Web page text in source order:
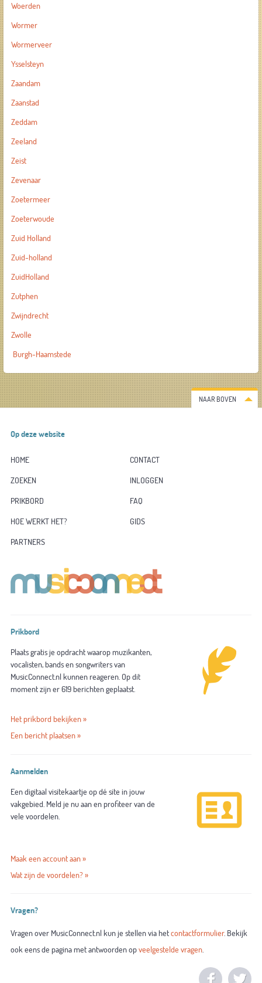
Woerden
Wormer
Wormerveer
Ysselsteyn
Zaandam
Zaanstad
Zeddam
Zeeland
Zeist
Zevenaar
Zoetermeer
Zoeterwoude
Zuid Holland
Zuid-holland
ZuidHolland
Zutphen
Zwijndrecht
Zwolle
Burgh-Haamstede
NAAR BOVEN
Op deze website
HOME
CONTACT
ZOEKEN
INLOGGEN
PRIKBORD
FAQ
HOE WERKT HET?
GIDS
PARTNERS
Prikbord
Plaats gratis je opdracht waarop muzikanten,
vocalisten, bands en songwriters van
MusicConnect.nl kunnen reageren. Op dit
moment zijn er 619 berichten geplaatst.
Het prikbord bekijken »
Een bericht plaatsen »
Aanmelden
Een digitaal visitekaartje op dé site in jouw
vakgebied. Meld je nu aan en profiteer van de
vele voordelen.
Maak een account aan »
Wat zijn de voordelen? »
Vragen?
Vragen over MusicConnect.nl kun je stellen via hetcontactformulier. Bekijk
ook eens de pagina met antwoorden opveelgestelde vragen.